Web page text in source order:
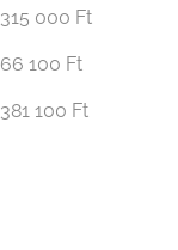
315 000 Ft
66 100 Ft
381 100 Ft